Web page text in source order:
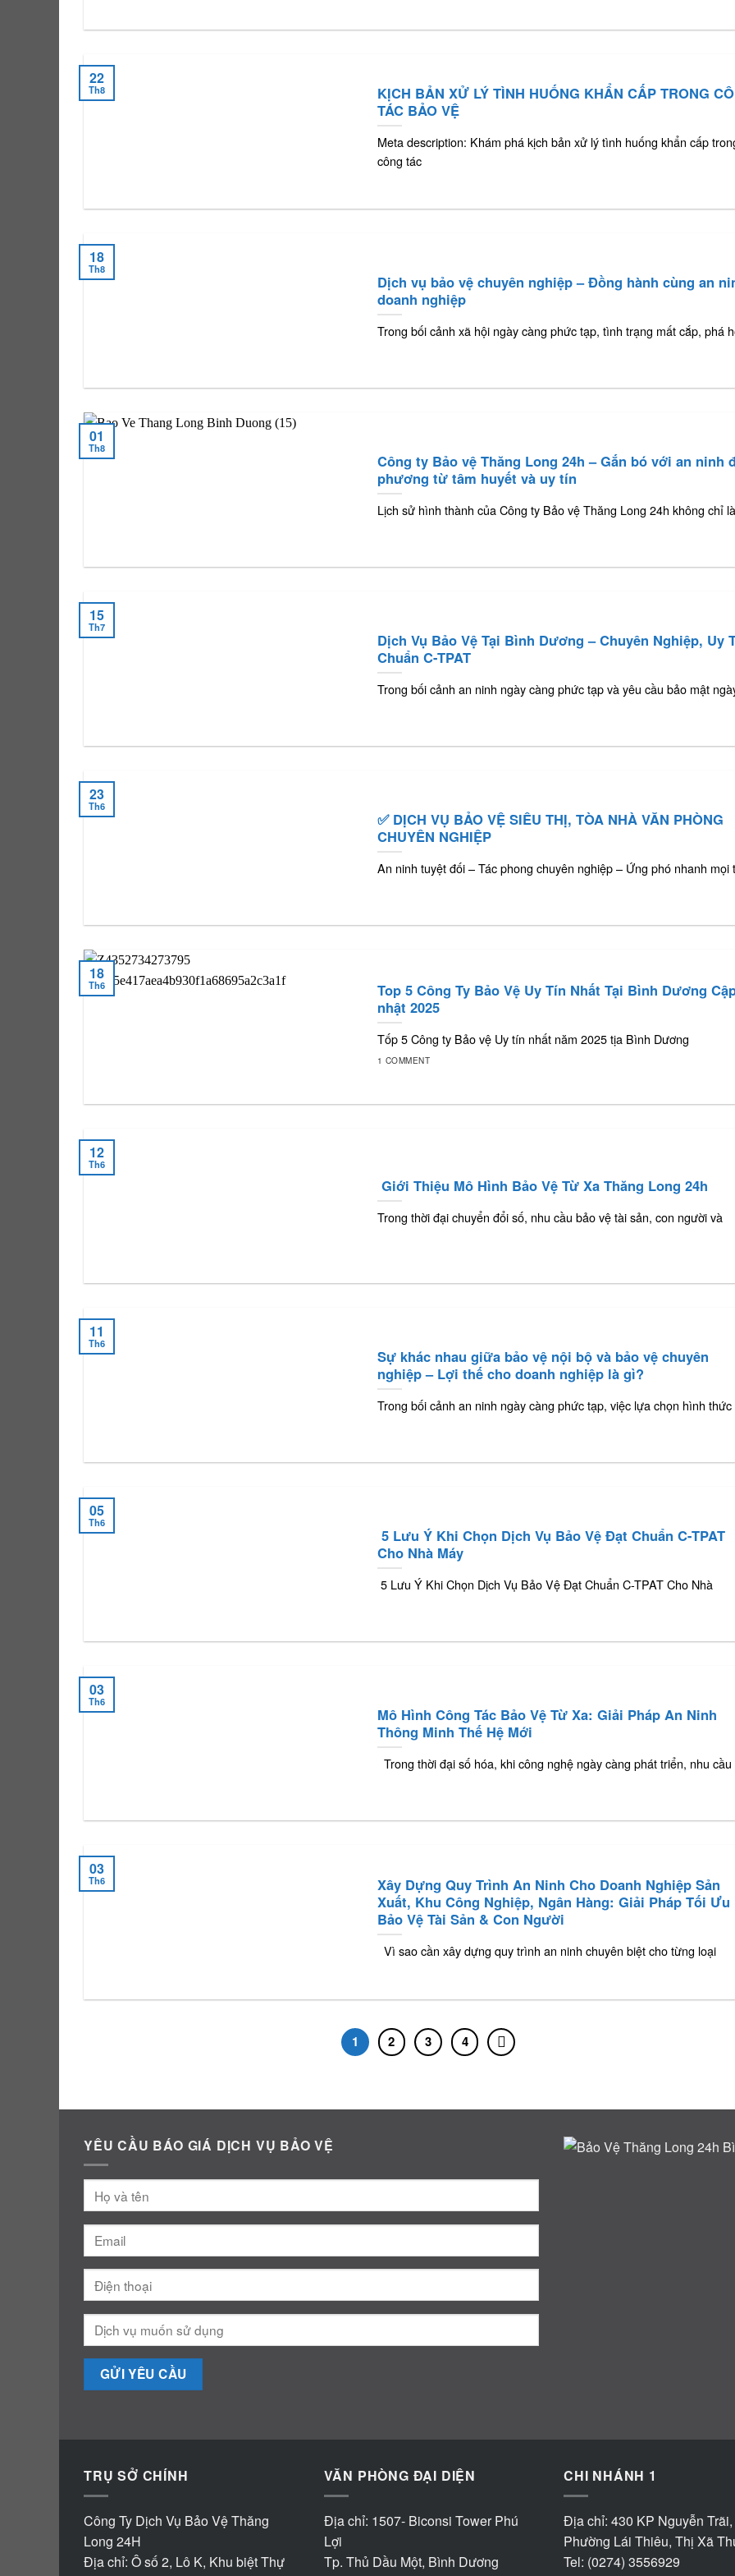
KỊCH BẢN XỬ LÝ TÌNH HUỐNG KHẨN CẤP TRONG
TÁC BẢO VỆ
Meta description: Khám phá kịch bản xử lý tình huống khẩn cấp
công tác
22
Th8
Dịch vụ bảo vệ chuyên nghiệp – Đồng hành cùng an
doanh nghiệp
Trong bối cảnh xã hội ngày càng phức tạp, tình trạng mất cắp, phá
18
Th8
Công ty Bảo vệ Thăng Long 24h – Gắn bó với an ninh
phương từ tâm huyết và uy tín
Lịch sử hình thành của Công ty Bảo vệ Thăng Long 24h không chỉ là
01
Th8
Dịch Vụ Bảo Vệ Tại Bình Dương – Chuyên Nghiệp, Uy
Chuẩn C-TPAT
Trong bối cảnh an ninh ngày càng phức tạp và yêu cầu bảo mật
15
Th7
✅ DỊCH VỤ BẢO VỆ SIÊU THỊ, TÒA NHÀ VĂN PHÒNG
CHUYÊN NGHIỆP
An ninh tuyệt đối – Tác phong chuyên nghiệp – Ứng phó nhanh mọi
23
Th6
Top 5 Công Ty Bảo Vệ Uy Tín Nhất Tại Bình Dương
nhật 2025
Tốp 5 Công ty Bảo vệ Uy tín nhất năm 2025 tịa Bình Dương
1 COMMENT
18
Th6
️ Giới Thiệu Mô Hình Bảo Vệ Từ Xa Thăng Long 24h
Trong thời đại chuyển đổi số, nhu cầu bảo vệ tài sản, con người và
12
Th6
Sự khác nhau giữa bảo vệ nội bộ và bảo vệ chuyên
nghiệp – Lợi thế cho doanh nghiệp là gì?
Trong bối cảnh an ninh ngày càng phức tạp, việc lựa chọn hình thức
11
Th6
️ 5 Lưu Ý Khi Chọn Dịch Vụ Bảo Vệ Đạt Chuẩn C-TPAT
Cho Nhà Máy
️ 5 Lưu Ý Khi Chọn Dịch Vụ Bảo Vệ Đạt Chuẩn C-TPAT Cho Nhà
05
Th6
Mô Hình Công Tác Bảo Vệ Từ Xa: Giải Pháp An Ninh
Thông Minh Thế Hệ Mới
Trong thời đại số hóa, khi công nghệ ngày càng phát triển, nhu cầu
03
Th6
Xây Dựng Quy Trình An Ninh Cho Doanh Nghiệp Sản
Xuất, Khu Công Nghiệp, Ngân Hàng: Giải Pháp Tối Ưu
Bảo Vệ Tài Sản & Con Người
Vì sao cần xây dựng quy trình an ninh chuyên biệt cho từng loại
03
Th6
1 2 3 4
YÊU CẦU BÁO GIÁ DỊCH VỤ BẢO VỆ
TRỤ SỞ CHÍNH
Công Ty Dịch Vụ Bảo Vệ Thăng
Long 24H
Địa chỉ: Ô số 2, Lô K, Khu biệt Thự
VĂN PHÒNG ĐẠI DIỆN
Địa chỉ: 1507- Biconsi Tower Phú
Lợi
Tp. Thủ Dầu Một, Bình Dương
CHI NHÁNH 1
Địa chỉ: 430 KP Nguyễn Trãi,
Phường Lái Thiêu, Thị Xã
Tel: (0274) 3556929